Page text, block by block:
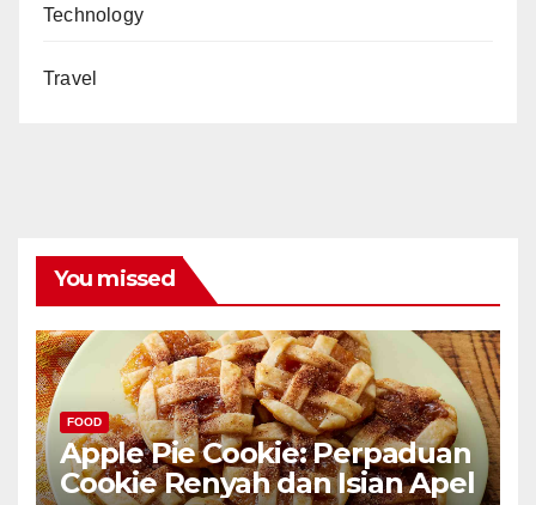
Technology
Travel
You missed
FOOD
Apple Pie Cookie: Perpaduan
Cookie Renyah dan Isian Apel